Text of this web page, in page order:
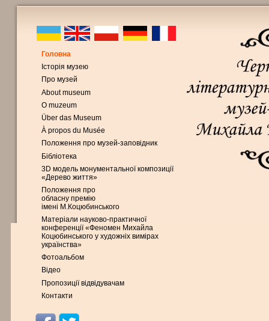
Головна
Історія музею
Про музей
About museum
O muzeum
Über das Museum
À propos du Musée
Положення про музей-заповідник
Бібліотека
3D модель монументальної композиції
«Дерево життя»
Положення про
обласну премію
імені М.Коцюбинського
Матеріали науково-практичної
конференції «Феномен Михайла
Коцюбинського у художніх вимірах
українства»
Фотоальбом
Відео
Пропозиції відвідувачам
Контакти